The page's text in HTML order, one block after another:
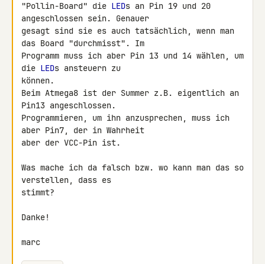
"Pollin-Board" die LEDs an Pin 19 und 20
angeschlossen sein. Genauer
gesagt sind sie es auch tatsächlich, wenn man
das Board "durchmisst". Im
Programm muss ich aber Pin 13 und 14 wählen, um
die LEDs ansteuern zu
können.
Beim Atmega8 ist der Summer z.B. eigentlich an
Pin13 angeschlossen.
Programmieren, um ihn anzusprechen, muss ich
aber Pin7, der in Wahrheit
aber der VCC-Pin ist.
Was mache ich da falsch bzw. wo kann man das so
verstellen, dass es
stimmt?
Danke!
marc